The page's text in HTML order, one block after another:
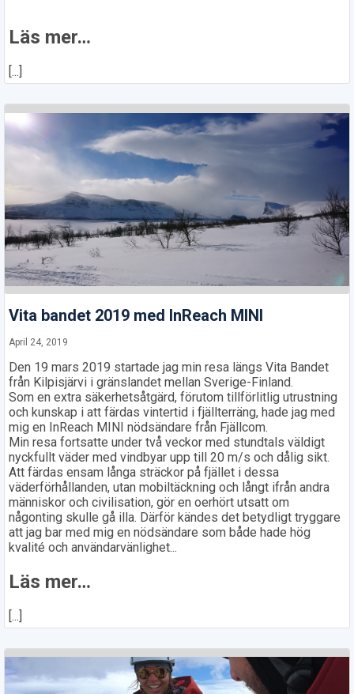
Läs mer…
[...]
Vita bandet 2019 med InReach MINI
April 24, 2019
Den 19 mars 2019 startade jag min resa längs Vita Bandet
från Kilpisjärvi i gränslandet mellan Sverige-Finland.
Som en extra säkerhetsåtgärd, förutom tillförlitlig utrustning
och kunskap i att färdas vintertid i fjällterräng, hade jag med
mig en InReach MINI nödsändare från Fjällcom.
Min resa fortsatte under två veckor med stundtals väldigt
nyckfullt väder med vindbyar upp till 20 m/s och dålig sikt.
Att färdas ensam långa sträckor på fjället i dessa
väderförhållanden, utan mobiltäckning och långt ifrån andra
människor och civilisation, gör en oerhört utsatt om
någonting skulle gå illa. Därför kändes det betydligt tryggare
att jag bar med mig en nödsändare som både hade hög
kvalité och användarvänlighet...
Läs mer…
[...]